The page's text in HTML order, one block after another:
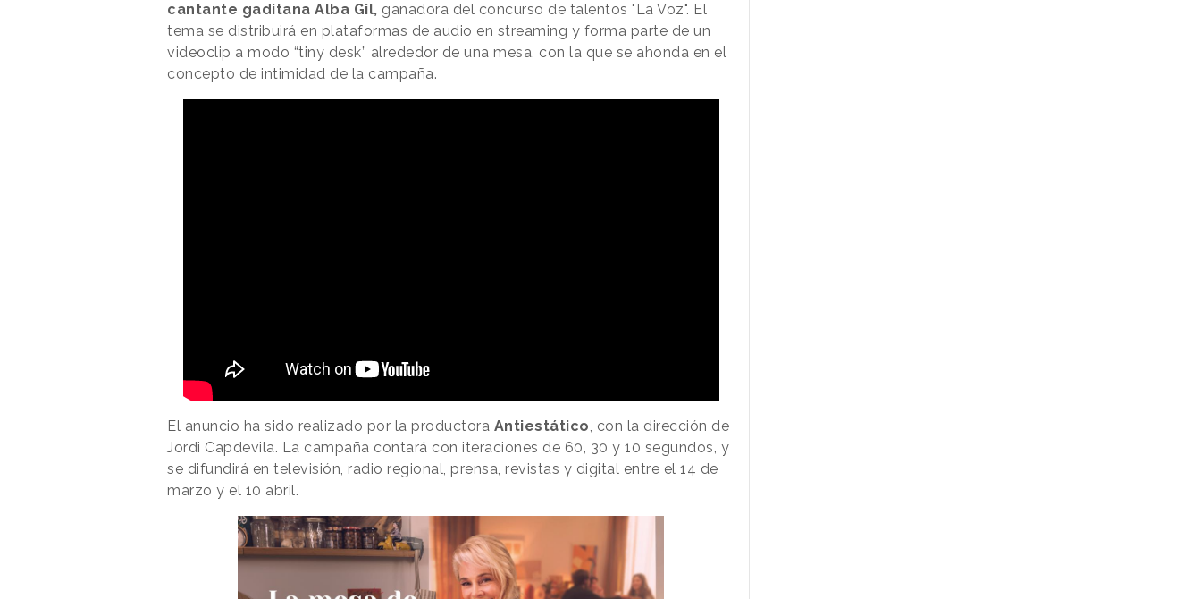
cantante gaditana Alba Gil, ganadora del concurso de talentos "La Voz". El
tema se distribuirá en plataformas de audio en streaming y forma parte de un
videoclip a modo “tiny desk” alrededor de una mesa, con la que se ahonda en el
concepto de intimidad de la campaña.
El anuncio ha sido realizado por la productora Antiestático, con la dirección de
Jordi Capdevila. La campaña contará con iteraciones de 60, 30 y 10 segundos, y
se difundirá en televisión, radio regional, prensa, revistas y digital entre el 14 de
marzo y el 10 abril.